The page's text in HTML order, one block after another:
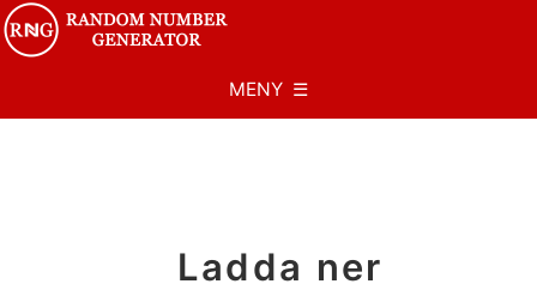
MENY ☰
Ladda ner